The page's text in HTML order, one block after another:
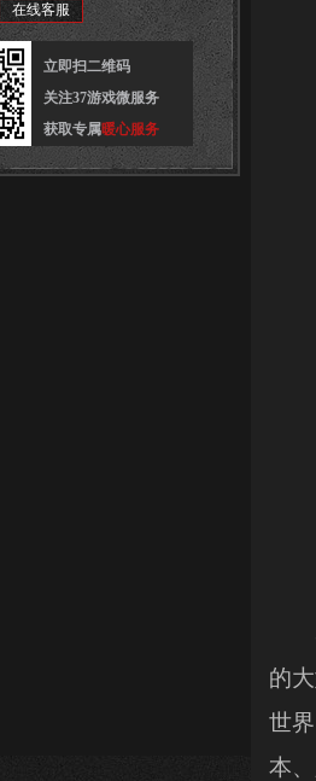
在线客服
立即扫二维码
关注37游戏微服务
获取专属暖心服务
的
世
本